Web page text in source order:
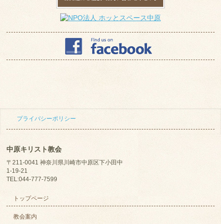
プライバシーポリシー
中原キリスト教会
〒211-0041 神奈川県川崎市中原区下小田中
1-19-21
TEL:044-777-7599
トップページ
教会案内